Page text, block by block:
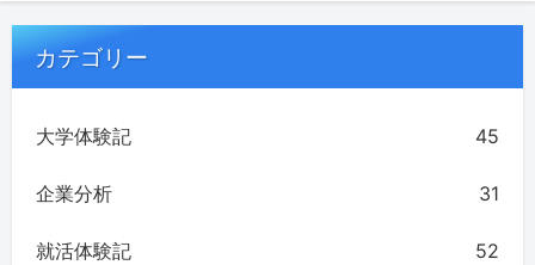
カテゴリー
大学体験記 45
企業分析 31
就活体験記 52